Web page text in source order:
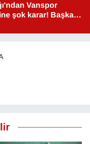
Vanspor
şok karar! Başkan